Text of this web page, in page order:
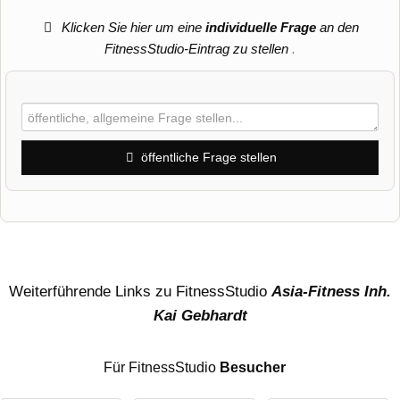
Klicken Sie hier um eineindividuelle Frage an den
FitnessStudio-Eintrag zu stellen .
öffentliche Frage stellen
Weiterführende Links zu FitnessStudio Asia-Fitness Inh.
Kai Gebhardt
Für FitnessStudio Besucher